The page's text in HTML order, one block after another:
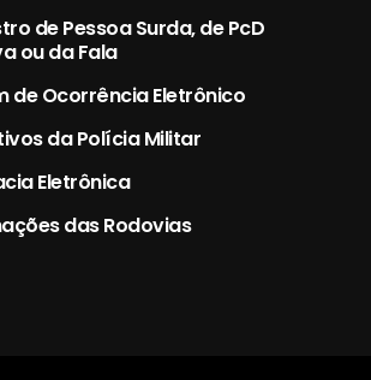
de Pessoa Surda, de PcD
ou da Fala
de Ocorrência Eletrônico
da Polícia Militar
Eletrônica
das Rodovias